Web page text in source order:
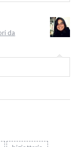
da